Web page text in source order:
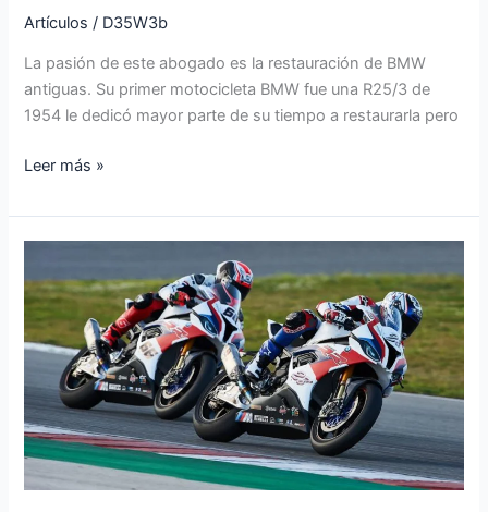
Artículos / D35W3b
La pasión de este abogado es la restauración de BMW
antiguas. Su primer motocicleta BMW fue una R25/3 de
1954 le dedicó mayor parte de su tiempo a restaurarla pero
Leer más »
equipo
de
BMW
Motorrad
con
mejoras
para
el
WSBK